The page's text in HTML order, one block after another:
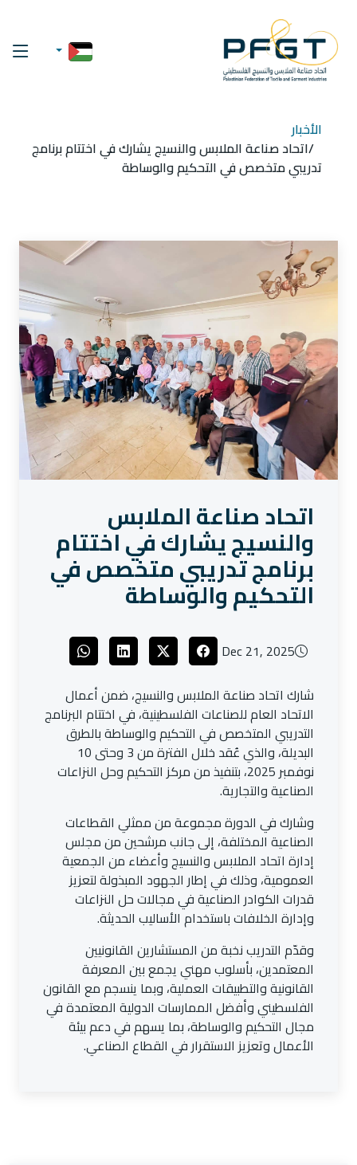
الأخبار
اتحاد صناعة الملابس والنسيج يشارك في اختتام برنامج
تدريبي متخصص في التحكيم والوساطة
اتحاد صناعة الملابس
والنسيج يشارك في اختتام
برنامج تدريبي متخصص في
التحكيم والوساطة
Dec 21, 2025
شارك اتحاد صناعة الملابس والنسيج، ضمن أعمال
الاتحاد العام للصناعات الفلسطينية، في اختتام البرنامج
التدريبي المتخصص في التحكيم والوساطة بالطرق
البديلة، والذي عُقد خلال الفترة من 3 وحتى 10
نوفمبر 2025، بتنفيذ من مركز التحكيم وحل النزاعات
الصناعية والتجارية.
وشارك في الدورة مجموعة من ممثلي القطاعات
الصناعية المختلفة، إلى جانب مرشحين من مجلس
إدارة اتحاد الملابس والنسيج وأعضاء من الجمعية
العمومية، وذلك في إطار الجهود المبذولة لتعزيز
قدرات الكوادر الصناعية في مجالات حل النزاعات
وإدارة الخلافات باستخدام الأساليب الحديثة.
وقدّم التدريب نخبة من المستشارين القانونيين
المعتمدين، بأسلوب مهني يجمع بين المعرفة
القانونية والتطبيقات العملية، وبما ينسجم مع القانون
الفلسطيني وأفضل الممارسات الدولية المعتمدة في
مجال التحكيم والوساطة، بما يسهم في دعم بيئة
الأعمال وتعزيز الاستقرار في القطاع الصناعي.